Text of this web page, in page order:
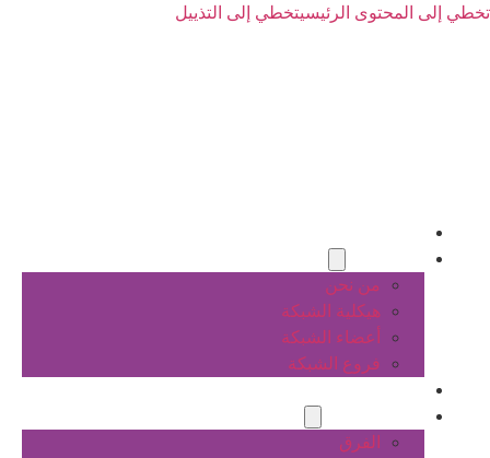
تخطي إلى المحتوى الرئيسيتخطي إلى التذييل
من نحن
هيكلية الشبكة
أعضاء الشبكة
فروع الشبكة
الفرق